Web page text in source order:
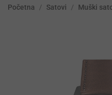
Početna / Satovi / Muški